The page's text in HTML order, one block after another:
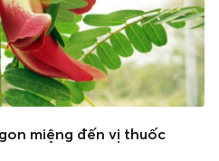
miệng đến vị thuốc